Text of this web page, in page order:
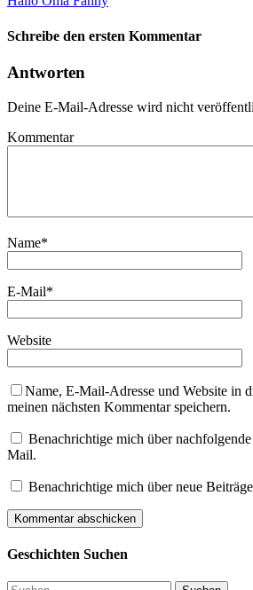
Schreibe den ersten Kommentar
Antworten
Deine E-Mail-Adresse wird nicht
Kommentar
Name*
E-Mail*
Website
Name, E-Mail-Adresse und Website in
meinen nächsten Kommentar speichern.
Benachrichtige mich über
Mail.
Benachrichtige mich über neue
Geschichten Suchen